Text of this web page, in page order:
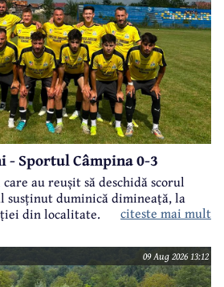
- Sportul Câmpina 0-3
au reușit să deschidă scorul
susținut duminică dimineață, la
din localitate.
citeste mai mult
09 Aug 2026 13:12